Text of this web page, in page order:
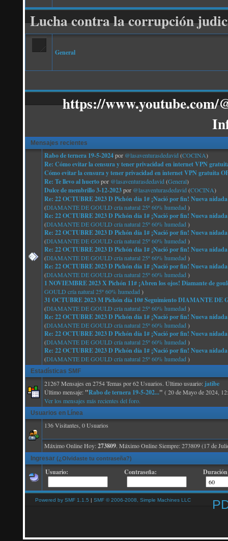
Lucha contra la corrupción
General
https://www.youtube.com/
Mensajes recientes
Rabo de ternera 19-5-2024por @lasaventurasdedavid(COCINA)
Re: Cómo evitar la censura y tener privacidad en internet VPN
Cómo evitar la censura y tener privacidad en internet VPN gratuita
Re: Te llevo al huertopor @lasaventurasdedavid (General)
Dulce de membrillo 3-12-2023por @lasaventurasdedavid (COCINA)
Re: 22 OCTUBRE 2023 D Pichón día 1# ¡Nació por fin! Nueva
(DIAMANTE DE GOULD cría natural 25º 60% humedad )
Re: 22 OCTUBRE 2023 D Pichón día 1# ¡Nació por fin! Nueva
(DIAMANTE DE GOULD cría natural 25º 60% humedad )
Re: 22 OCTUBRE 2023 D Pichón día 1# ¡Nació por fin! Nueva
(DIAMANTE DE GOULD cría natural 25º 60% humedad )
Re: 22 OCTUBRE 2023 D Pichón día 1# ¡Nació por fin! Nueva
(DIAMANTE DE GOULD cría natural 25º 60% humedad )
Re: 22 OCTUBRE 2023 D Pichón día 1# ¡Nació por fin! Nueva
(DIAMANTE DE GOULD cría natural 25º 60% humedad )
1 NOVIEMBRE 2023 X Pichón 11# ¡Abren los ojos! Diamante de
GOULD cría natural 25º 60% humedad )
31 OCTUBRE 2023 M Pichón día 10# Seguimiento DIAMANTE
(DIAMANTE DE GOULD cría natural 25º 60% humedad )
Re: 22 OCTUBRE 2023 D Pichón día 1# ¡Nació por fin! Nueva
(DIAMANTE DE GOULD cría natural 25º 60% humedad )
Re: 22 OCTUBRE 2023 D Pichón día 1# ¡Nació por fin! Nueva
(DIAMANTE DE GOULD cría natural 25º 60% humedad )
Re: 22 OCTUBRE 2023 D Pichón día 1# ¡Nació por fin! Nueva
(DIAMANTE DE GOULD cría natural 25º 60% humedad )
Estadísticas SMF
21267 Mensajes en 2754 Temas por 62 Usuarios. Último usuario: jatibe
Último mensaje: "Rabo de ternera 19-5-202..." ( 20 de Mayo de 2024,
Ver los mensajes más recientes del foro.
Usuarios en Línea
136 Visitantes, 0 Usuarios
Máximo Online Hoy:273809. Máximo Online Siempre: 273809 (17 de
Ingresar (¿Olvidaste tu contraseña?)
Usuario: Contraseña:
Powered by SMF 1.1.5 | SMF © 2006-2008, Simple Machines LLC